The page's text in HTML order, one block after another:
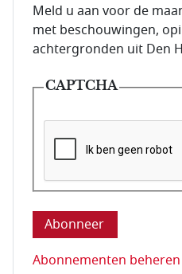
E-mailadres van de
Meld u aan voor de
met beschouwingen,
achtergronden uit Den
CAPTCHA
Deze vraag is om te
Abonnementen beheren